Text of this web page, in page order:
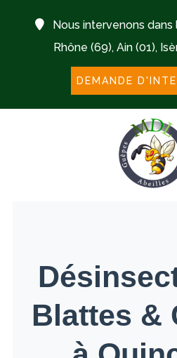
Nous intervenons
Rhône (69), Ain (01),
DEMANDE
Blattes &